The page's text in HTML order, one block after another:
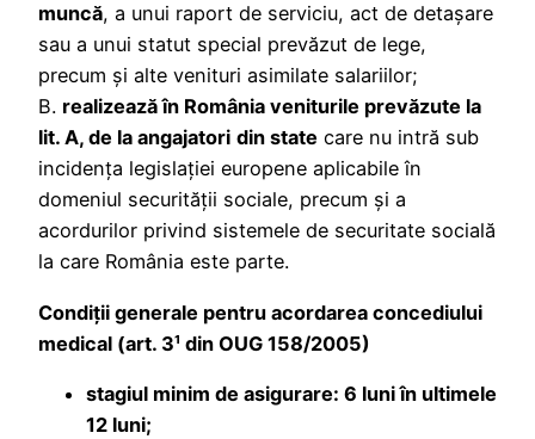
muncă, a unui raport de serviciu, act de detaşare
sau a unui statut special prevăzut de lege,
precum şi alte venituri asimilate salariilor;
B. realizează în România veniturile prevăzute la
lit. A, de la angajatori din state care nu intră sub
incidenţa legislaţiei europene aplicabile în
domeniul securităţii sociale, precum şi a
acordurilor privind sistemele de securitate socială
la care România este parte.
Condiții generale pentru acordarea concediului
medical (art. 3¹ din OUG 158/2005)
stagiul minim de asigurare: 6 luni în ultimele
12 luni;